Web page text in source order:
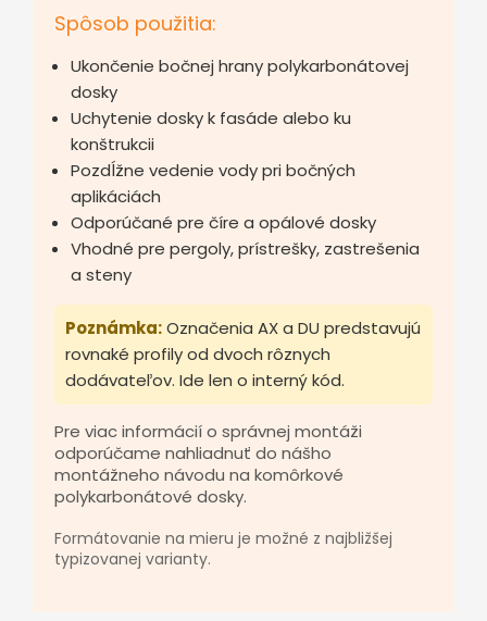
Spôsob použitia:
Ukončenie bočnej hrany polykarbonátovej
dosky
Uchytenie dosky k fasáde alebo ku
konštrukcii
Pozdĺžne vedenie vody pri bočných
aplikáciách
Odporúčané pre číre a opálové dosky
Vhodné pre pergoly, prístrešky, zastrešenia
a steny
Poznámka:Označenia AX a DU predstavujú
rovnaké profily od dvoch rôznych
dodávateľov. Ide len o interný kód.
Pre viac informácií o správnej montáži
odporúčame nahliadnuť do nášho
montážneho návodu na komôrkové
polykarbonátové dosky.
Formátovanie na mieru je možné z najbližšej
typizovanej varianty.